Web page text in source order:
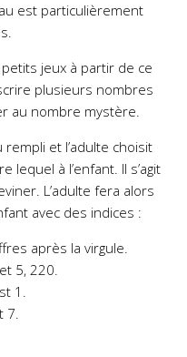
est particulièrement
jeux à partir de ce
plusieurs nombres
au nombre mystère.
rempli et l’adulte choisit
à l’enfant. Il s’agit
L’adulte fera alors
avec des indices :
après la virgule.
5, 220.
1.
7.